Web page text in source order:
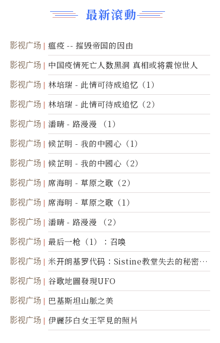
最新滾動
影视广场 瘟疫 -- 摧毁帝国的因由
影视广场 中国疫情死亡人数黑洞 真相或将震惊世人
影视广场 林培瑞 - 此情可待成追忆（1）
影视广场 林培瑞 - 此情可待成追忆（2）
影视广场 潘晴 - 路漫漫 （1）
影视广场 候芷明 - 我的中國心（1）
影视广场 候芷明 - 我的中國心（2）
影视广场 席海明 - 草原之歌（2）
影视广场 席海明 - 草原之歌（1）
影视广场 潘晴 - 路漫漫 （2）
影视广场 最后一枪（1）：召唤
影视广场
米开朗基罗代码：Sistine教堂失去的秘密
(图)
影视广场 谷歌地圖發現UFO
影视广场 巴基斯坦山脈之美
影视广场 伊麗莎白女王罕見的照片